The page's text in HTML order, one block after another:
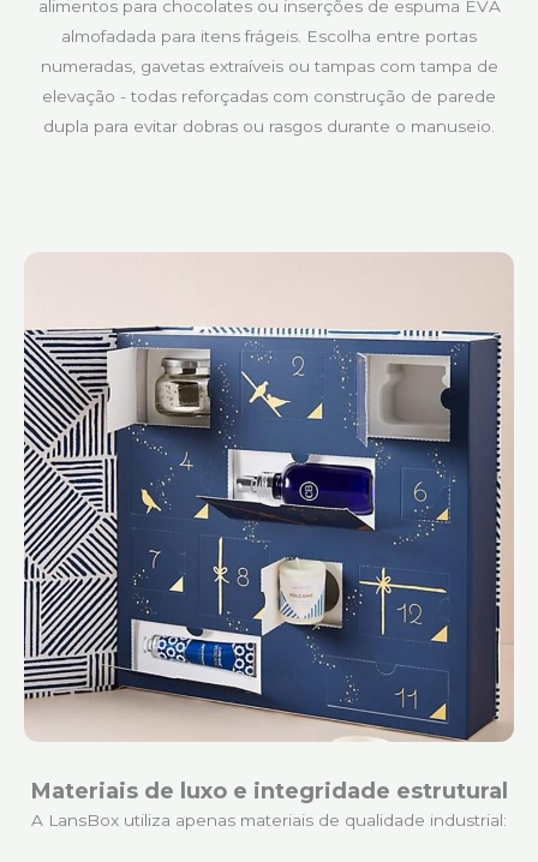
alimentos para chocolates ou inserções de espuma EVA
almofadada para itens frágeis. Escolha entre portas
numeradas, gavetas extraíveis ou tampas com tampa de
elevação - todas reforçadas com construção de parede
dupla para evitar dobras ou rasgos durante o manuseio.
Materiais de luxo e integridade estrutural
A LansBox utiliza apenas materiais de qualidade industrial: